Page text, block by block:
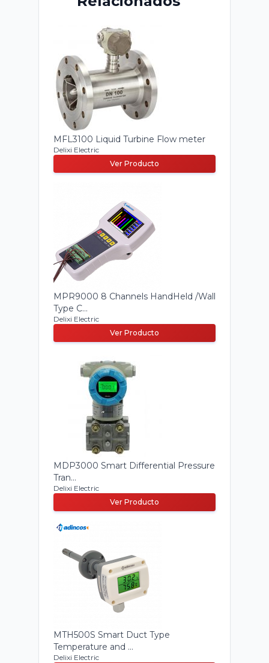
MFL3100 Liquid Turbine Flow meter
Delixi Electric
Ver Producto
MPR9000 8 Channels HandHeld /Wall
Type C...
Delixi Electric
Ver Producto
MDP3000 Smart Differential Pressure
Tran...
Delixi Electric
Ver Producto
MTH500S Smart Duct Type
Temperature and ...
Delixi Electric